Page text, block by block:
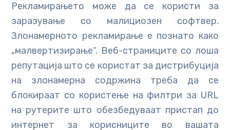
Рекламирањето може да се користи за
заразување со малициозен софтвер.
Злонамерното рекламирање е познато како
„малвертизирање“. Веб-страниците со лоша
репутација што се користат за дистрибуција
на злонамерна содржина треба да се
блокираат со користење на филтри за URL
на рутерите што обезбедуваат пристап до
интернет за корисниците во вашата